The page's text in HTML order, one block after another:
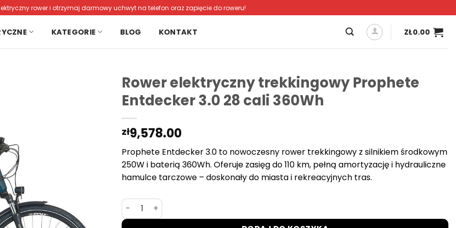
rower i otrzymaj darmowy uchwyt na telefon oraz zapięcie do roweru!
KATEGORIE BLOG KONTAKT ZŁ0.00
Rower elektryczny trekkingowy Prophete
Entdecker 3.0 28 cali 360Wh
zł9,578.00
Prophete Entdecker 3.0 to nowoczesny rower trekkingowy z silnikiem środkowym
250W i baterią 360Wh. Oferuje zasięg do 110 km, pełną amortyzację i hydrauliczne
hamulce tarczowe – doskonały do miasta i rekreacyjnych tras.
ilość Rower elektryczny trekkingowy Prophete Entdecker 3.0 28 cali 360Wh